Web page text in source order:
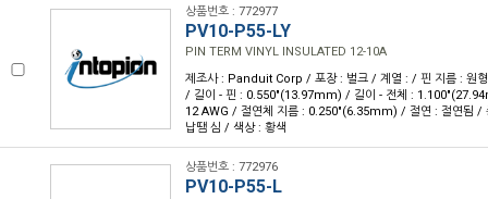
상품번호 : 772977
PV10-P55-LY
PIN TERM VINYL INSULATED 12-10A
제조사 : Panduit Corp / 포장 : 벌크 / 계열 : / 핀 지름 : 원
/ 길이 - 핀 : 0.550"(13.97mm) / 길이 - 전체 :
12 AWG / 절연체 지름 : 0.250"(6.35mm) / 절연 : 절연됨 /
납땜 심 / 색상 : 황색
상품번호 : 772976
PV10-P55-L